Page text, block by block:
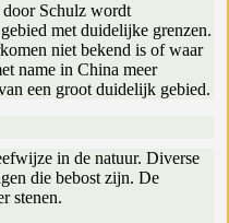
door Schulz wordt
met duidelijke grenzen.
niet bekend is of waar
name in China meer
een groot duidelijk gebied.
in de natuur. Diverse
die bebost zijn. De
stenen.